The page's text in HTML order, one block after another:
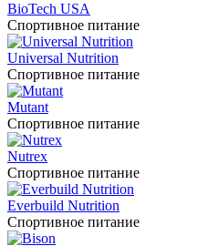
BioTech USA
Спортивное питание
Universal Nutrition
Спортивное питание
Mutant
Спортивное питание
Nutrex
Спортивное питание
Everbuild Nutrition
Спортивное питание